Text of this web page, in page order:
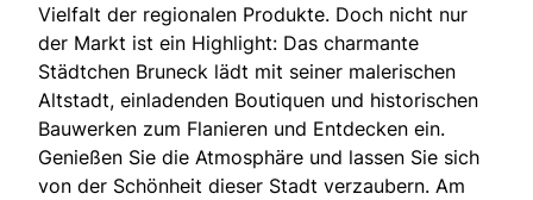
Vielfalt der regionalen Produkte. Doch nicht nur
der Markt ist ein Highlight: Das charmante
Städtchen Bruneck lädt mit seiner malerischen
Altstadt, einladenden Boutiquen und historischen
Bauwerken zum Flanieren und Entdecken ein.
Genießen Sie die Atmosphäre und lassen Sie sich
von der Schönheit dieser Stadt verzaubern. Am